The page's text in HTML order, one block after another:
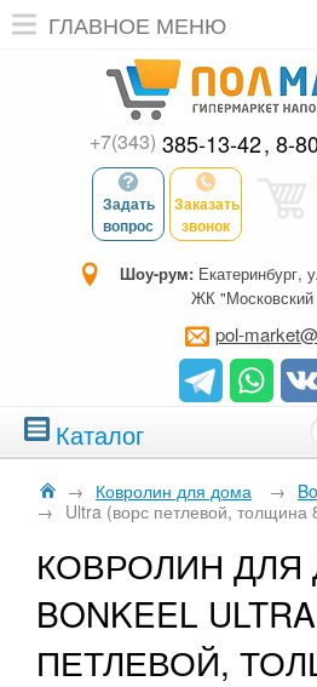
ГЛАВНОЕ МЕНЮ
+7(343) 385-13-42 8-
Задать
вопрос
Заказать
звонок
Шоу-рум: Екатеринбург,
ЖК "Московский
pol-
Каталог
→ Ковролин для дома →
→ Ultra (ворс петлевой, толщина
КОВРОЛИН
BONKEEL
ПЕТЛЕВОЙ,